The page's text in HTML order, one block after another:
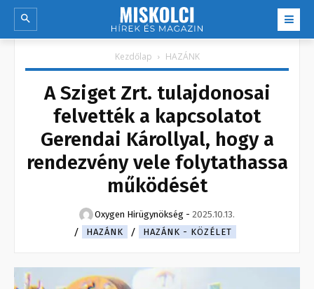
Kezdőlap HAZÁNK
A Sziget Zrt. tulajdonosai
felvették a kapcsolatot
Gerendai Károllyal, hogy a
rendezvény vele folytathassa
működését
Oxygen Hirügynökség - 2025.10.13.
HAZÁNK
HAZÁNK - KÖZÉLET